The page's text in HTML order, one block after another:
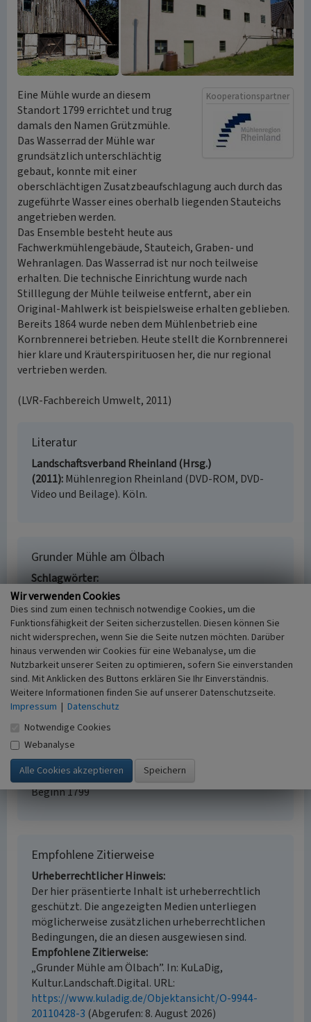
Kooperationspartner
Eine Mühle wurde an diesem
Standort 1799 errichtet und trug
damals den Namen Grützmühle.
Das Wasserrad der Mühle war
grundsätzlich unterschlächtig
gebaut, konnte mit einer
oberschlächtigen Zusatzbeaufschlagung auch durch das
zugeführte Wasser eines oberhalb liegenden Stauteichs
angetrieben werden.
Das Ensemble besteht heute aus
Fachwerkmühlengebäude, Stauteich, Graben- und
Wehranlagen. Das Wasserrad ist nur noch teilweise
erhalten. Die technische Einrichtung wurde nach
Stilllegung der Mühle teilweise entfernt, aber ein
Original-Mahlwerk ist beispielsweise erhalten geblieben.
Bereits 1864 wurde neben dem Mühlenbetrieb eine
Kornbrennerei betrieben. Heute stellt die Kornbrennerei
hier klare und Kräuterspirituosen her, die nur regional
vertrieben werden.
(LVR-Fachbereich Umwelt, 2011)
Literatur
Landschaftsverband Rheinland (Hrsg.)
(2011) Mühlenregion Rheinland (DVD-ROM, DVD-
Video und Beilage). Köln.
Grunder Mühle am Ölbach
Schlagwörter
Wassermühle
Straße / Hausnummer
Grundermühle 1
Ort
51381 Leverkusen - Bergisch Neukirchen
Fachsicht(en)
Kulturlandschaftspflege
Erfassungsmaßstab
i.d.R. 1:5.000 (größer als 1:20.000)
Erfassungsmethode
Geländebegehung/-kartierung,
Literaturauswertung
Historischer Zeitraum
Beginn 1799
Empfohlene Zitierweise
Urheberrechtlicher Hinweis
Der hier präsentierte Inhalt ist urheberrechtlich
geschützt. Die angezeigten Medien unterliegen
möglicherweise zusätzlichen urheberrechtlichen
Bedingungen, die an diesen ausgewiesen sind.
Empfohlene Zitierweise
„Grunder Mühle am Ölbach”. In: KuLaDig,
Kultur.Landschaft.Digital. URL:
https://www.kuladig.de/Objektansicht/O-9944-
20110428-3 (Abgerufen: 8. August 2026)
Wir verwenden Cookies
Dies sind zum einen technisch notwendige Cookies, um die
Funktionsfähigkeit der Seiten sicherzustellen. Diesen können Sie
nicht widersprechen, wenn Sie die Seite nutzen möchten. Darüber
hinaus verwenden wir Cookies für eine Webanalyse, um die
Nutzbarkeit unserer Seiten zu optimieren, sofern Sie einverstanden
sind. Mit Anklicken des Buttons erklären Sie Ihr Einverständnis.
Weitere Informationen finden Sie auf unserer Datenschutzseite.
Impressum | Datenschutz
Notwendige Cookies
Webanalyse